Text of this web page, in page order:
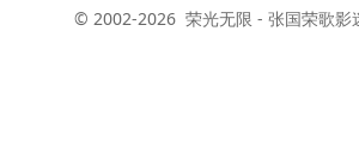
© 2002-2026 荣光无限 - 张国荣歌影